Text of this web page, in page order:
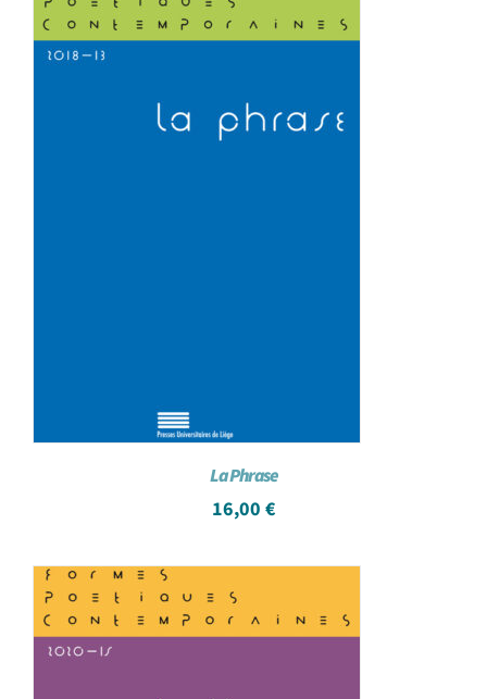
Achat en ligne
Panier WooCommerce
La Phrase
16,00 €